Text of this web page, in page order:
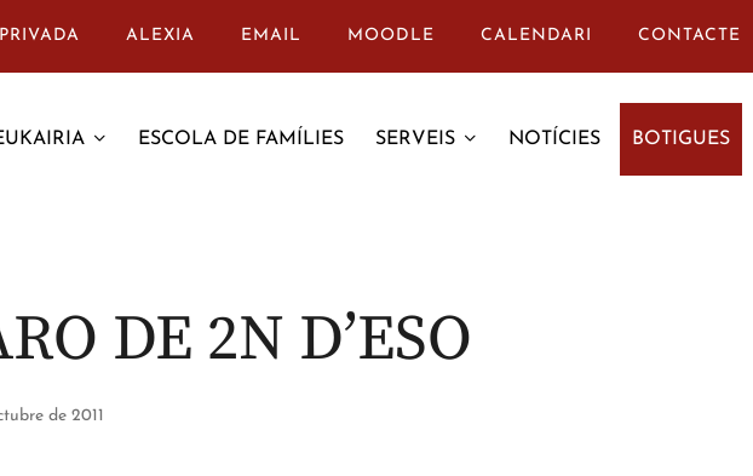
ALEXIA EMAIL MOODLE CALENDARI CONTACTE
ESCOLA DE FAMÍLIES SERVEIS NOTÍCIES BOTIGUES
DE 2N D’ESO
de 2011